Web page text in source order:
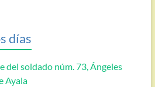
días
del soldado núm. 73, Ángeles
Ayala